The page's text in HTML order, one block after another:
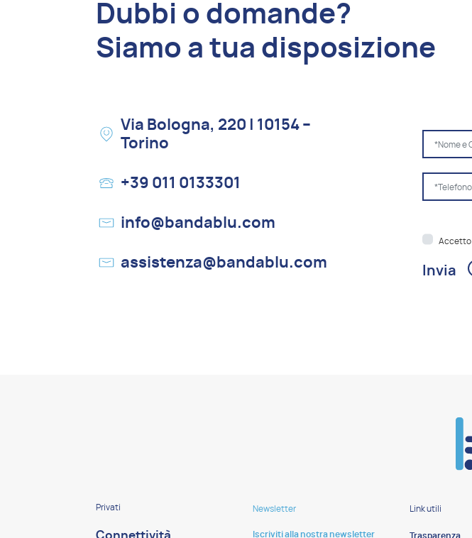
Dubbi o domande?
Siamo a tua disposizione
Via Bologna, 220 | 10154 –
Torino
+39 011 0133301
info@bandablu.com
assistenza@bandablu.com
Accetto
Privati
Connettività
Newsletter
Iscriviti alla nostra newsletter
Link utili
Trasparenza